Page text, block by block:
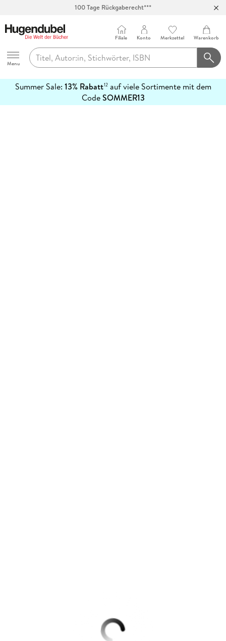
100 Tage Rückgaberecht***
Hugendubel
Menu
Filiale Konto Merkzettel Warenkorb
Summer Sale: 13% Rabatt12auf viele Sortimente mit dem
CodeSOMMER13
erfahren